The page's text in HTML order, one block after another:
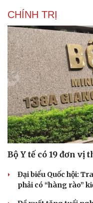
CHÍNH TRỊ
Bộ Y tế có 19 đơn vị
Đại biểu Quốc hội:
phải có “hàng rào”